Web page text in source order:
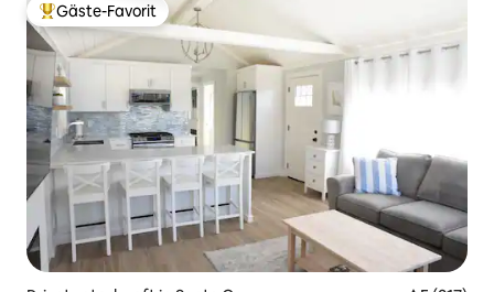
Beliebter Gäste-Favorit.
Gäste-Favorit